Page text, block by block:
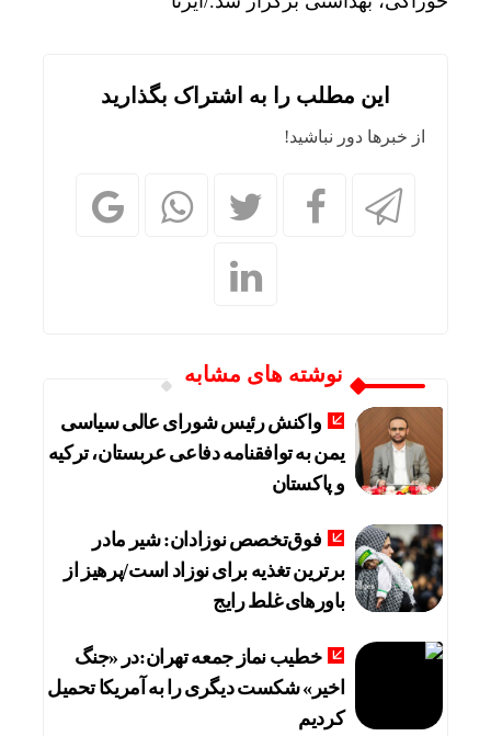
این مطلب را به اشتراک بگذارید
از خبرها دور نباشید!
نوشته های مشابه
واکنش رئیس شورای عالی سیاسی
یمن به توافقنامه دفاعی عربستان، ترکیه
و پاکستان
فوق‌تخصص نوزادان: شیر مادر
برترین تغذیه برای نوزاد است/پرهیز از
باورهای غلط رایج
خطیب نماز جمعه تهران:در «جنگ
اخیر» شکست دیگری را به آمریکا تحمیل
کردیم